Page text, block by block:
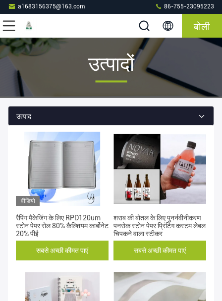
a1683156375@163.com 86-755-23095223
बोली
उत्पादों
उत्पाद
वीडियो
रैपिंग पैकेजिंग के लिए RPD120um
स्टोन पेपर रोल 80% कैल्शियम कार्बोनेट
20% पीई
सबसे अच्छी कीमत पाएं
शराब की बोतल के लिए पुनर्नवीनीकरण
पनरोक स्टोन पेपर प्रिंटिंग कस्टम लेबल
चिपकने वाला स्टीकर
सबसे अच्छी कीमत पाएं